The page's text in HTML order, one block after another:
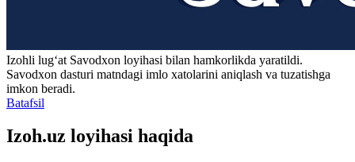
Izohli lugʻat Savodxon loyihasi bilan hamkorlikda yaratildi.
Savodxon dasturi matndagi imlo xatolarini aniqlash va tuzatishga
imkon beradi.
Batafsil
Izoh.uz loyihasi haqida